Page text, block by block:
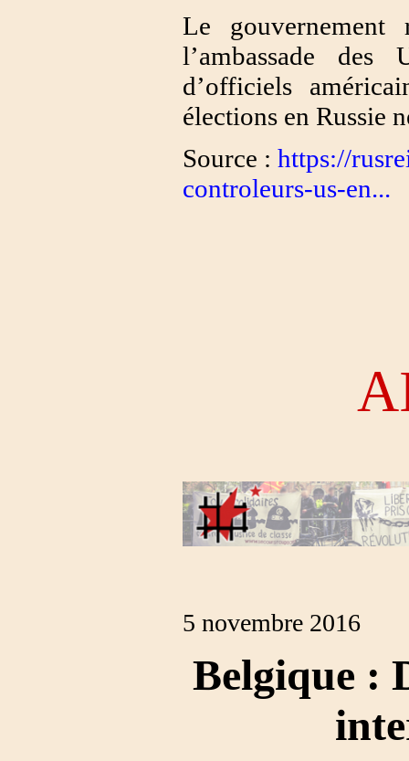
Le gouvernement
l’ambassade
d’officiels
élections en Russie
Source : https://
controleurs-us-en...
5 novembre 2016
Belgique :